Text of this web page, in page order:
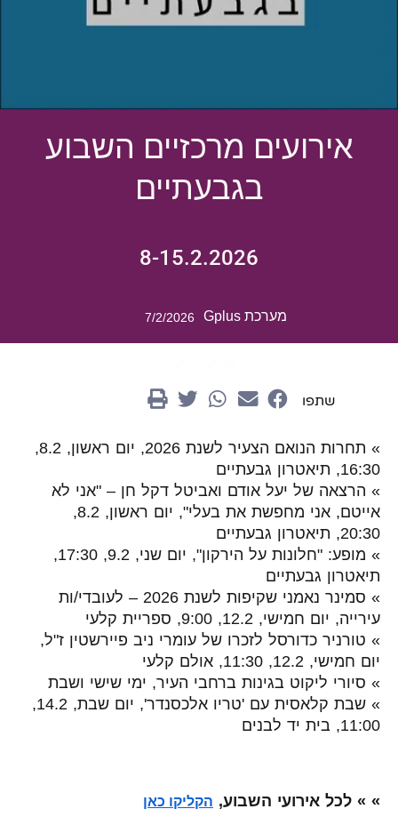
אירועים מרכזיים השבוע
בגבעתיים
8-15.2.2026
מערכת Gplus 7/2/2026
שתפו
» תחרות הנואם הצעיר לשנת 2026, יום ראשון, 8.2,
16:30, תיאטרון גבעתיים
» הרצאה של יעל אודם ואביטל דקל חן – "אני לא
אייטם, אני מחפשת את בעלי", יום ראשון, 8.2,
20:30, תיאטרון גבעתיים
» מופע: "חלונות על הירקון", יום שני, 9.2, 17:30,
תיאטרון גבעתיים
» סמינר נאמני שקיפות לשנת 2026 – לעובדי/ות
עירייה, יום חמישי, 12.2, 9:00, ספריית קלעי
» טורניר כדורסל לזכרו של עומרי ניב פיירשטין ז"ל,
יום חמישי, 12.2, 11:30, אולם קלעי
» סיורי ליקוט בגינות ברחבי העיר, ימי שישי ושבת
» שבת קלאסית עם 'טריו אלכסנדר', יום שבת, 14.2,
11:00, בית יד לבנים
» » לכל אירועי השבוע, הקליקו כאן